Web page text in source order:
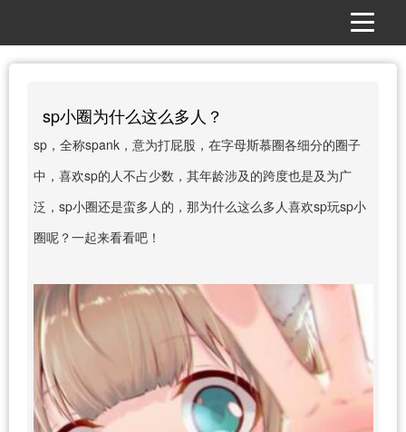
sp小圈为什么这么多人？
sp，全称spank，意为打屁股，在字母斯慕圈各细分的圈子
中，喜欢sp的人不占少数，其年龄涉及的跨度也是及为广
泛，sp小圈还是蛮多人的，那为什么这么多人喜欢sp玩sp小
圈呢？一起来看看吧！